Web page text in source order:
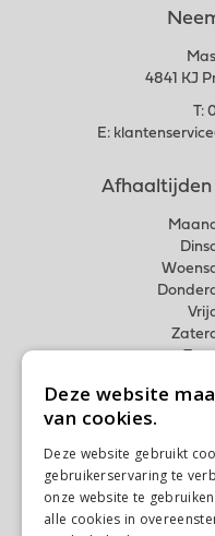
4841 KJ
T:
E:
Afhaaltijden
Deze website
van cookies.
Deze website gebruikt
gebruikerservaring te
onze website te
alle cookies in